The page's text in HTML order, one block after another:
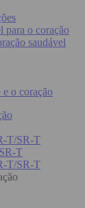
para o coração
saudável
o coração
T/SR-T
T
T/SR-T